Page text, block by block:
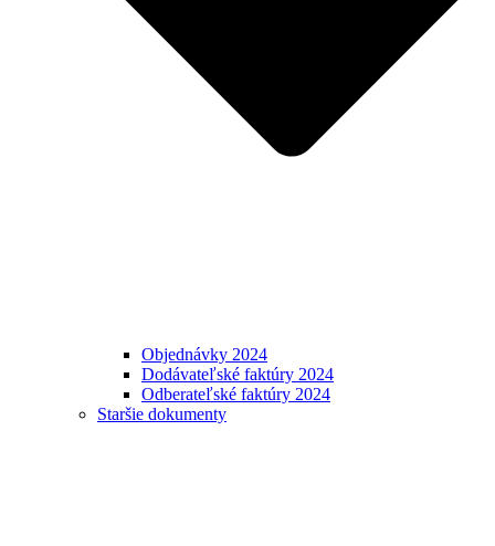
Objednávky 2024
Dodávateľské faktúry 2024
Odberateľské faktúry 2024
Staršie dokumenty